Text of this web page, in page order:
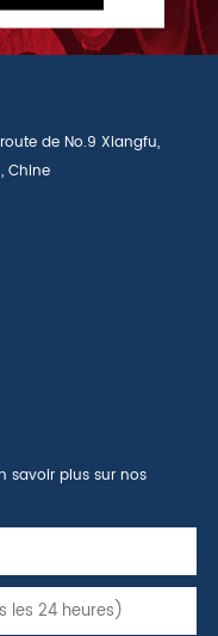
de No.9 Xiangfu,
Chine
savoir plus sur nos